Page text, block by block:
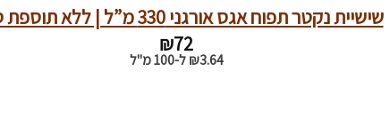
שישיית נקטר תפוח אגס אורגני 330 מ”ל | ללא תוספת סוכר
₪72
₪3.64 ל-100 מ"ל